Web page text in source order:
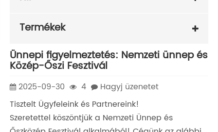
Termékek
Ünnepi figyelmeztetés: Nemzeti ünnep és
Közép-Őszi Fesztivál
2025-09-30 4
Hagyj üzenetet
Tisztelt Ügyfeleink és Partnereink!
Szeretettel köszöntjük a Nemzeti Ünnep és